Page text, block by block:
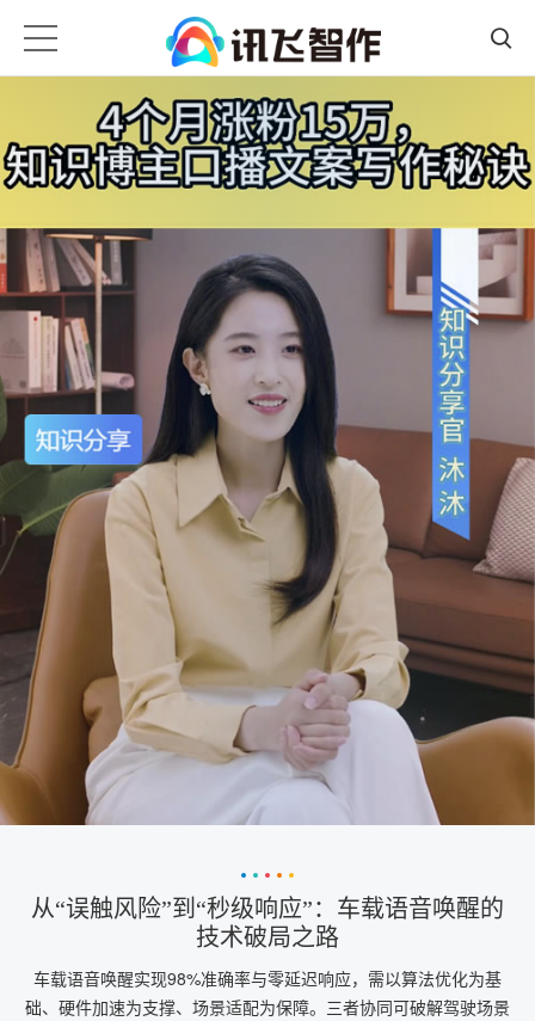
从“误触风险”到“秒级响应”：车载语音唤醒的
技术破局之路
车载语音唤醒实现98%准确率与零延迟响应，需以算法优化为基
础、硬件加速为支撑、场景适配为保障。三者协同可破解驾驶场景